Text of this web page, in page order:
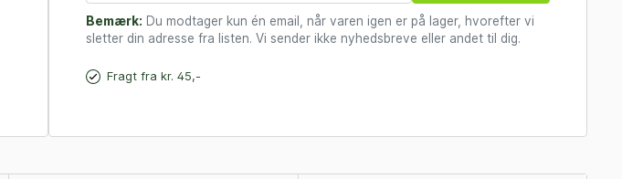
Bemærk: Du modtager kun én email, når varen igen er på lager, hvorefter vi
sletter din adresse fra listen. Vi sender ikke nyhedsbreve eller andet til dig.
Fragt fra kr. 45,-